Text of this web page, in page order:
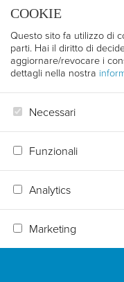
COOKIE
Questo sito fa utilizzo di
parti. Hai il diritto di
aggiornare/revocare i
dettagli nella nostra
Necessari
Funzionali
Analytics
Marketing
sport è stato
DDR curando più
il progromma
anche redattore
“Biwak” presso
Tel.+39 0461 986120